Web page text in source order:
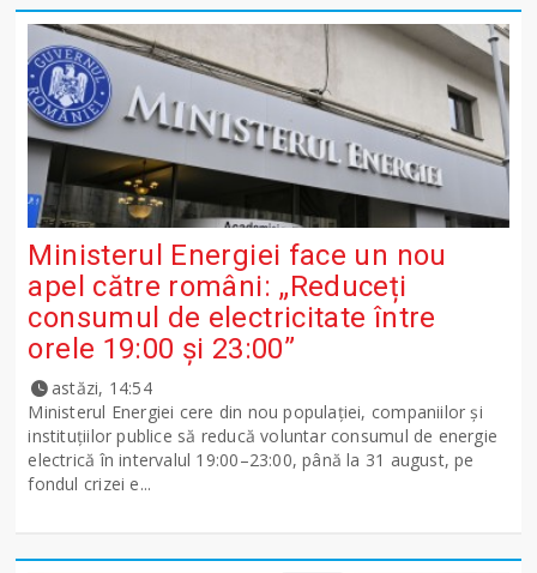
Ministerul Energiei face un nou
apel către români: „Reduceți
consumul de electricitate între
orele 19:00 și 23:00”
astăzi, 14:54
Ministerul Energiei cere din nou populației, companiilor și
instituțiilor publice să reducă voluntar consumul de energie
electrică în intervalul 19:00–23:00, până la 31 august, pe
fondul crizei e...